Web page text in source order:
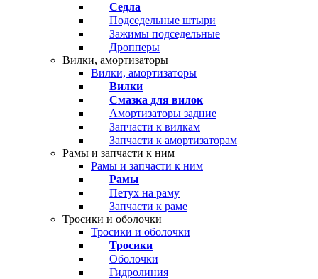
Седла
Подседельные штыри
Зажимы подседельные
Дропперы
Вилки, амортизаторы
Вилки, амортизаторы
Вилки
Смазка для вилок
Амортизаторы задние
Запчасти к вилкам
Запчасти к амортизаторам
Рамы и запчасти к ним
Рамы и запчасти к ним
Рамы
Петух на раму
Запчасти к раме
Тросики и оболочки
Тросики и оболочки
Тросики
Оболочки
Гидролиния